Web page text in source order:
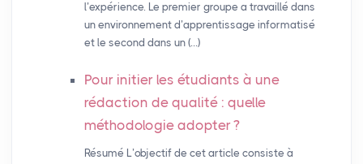
l’expérience. Le premier groupe a travaillé dans
un environnement d’apprentissage informatisé
et le second dans un (…)
Pour initier les étudiants à une
rédaction de qualité : quelle
méthodologie adopter?
Résumé L’objectif de cet article consiste à